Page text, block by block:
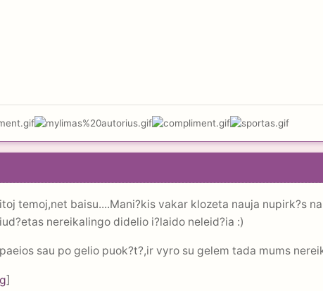
temoj,net baisu....Mani?kis vakar klozeta nauja nupirk?s
nereikalingo didelio i?laido neleid?ia :)
sau po gelio puok?t?,ir vyro su gelem tada mums
]